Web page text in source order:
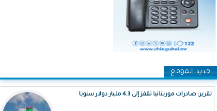
جديد الموقع
تقرير: صادرات موريتانيا تقفز إلى 4.3 مليار دولار سنويا